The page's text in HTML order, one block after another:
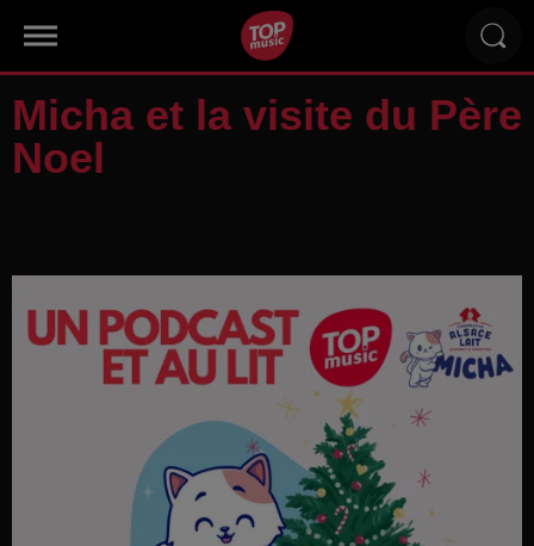
Micha et la visite du Père
Noel